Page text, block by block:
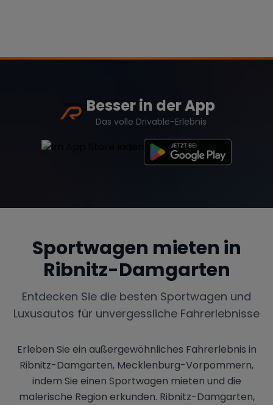
Rolls Royce
Maserati
Besser in der App
Das volle Drivable-Erlebnis
Sportwagen mieten in
Ribnitz-Damgarten
Entdecken Sie die besten Sportwagen und
Luxusautos für unvergessliche Fahrerlebnisse
Erleben Sie ein außergewöhnliches Fahrerlebnis in
Ribnitz-Damgarten, Mecklenburg-Vorpommern,
indem Sie einen Sportwagen mieten und die
malerische Region erkunden. Ribnitz-Damgarten,